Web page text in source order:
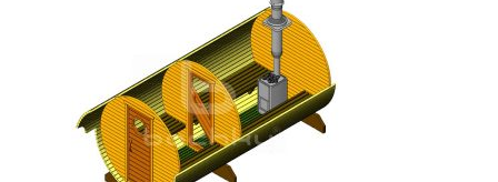
имеет
несколько
вариаций.
Опции
можно
выбрать
на
странице
товара.